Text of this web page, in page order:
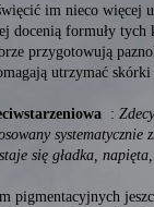
im nieco więcej
docenią formuły tych
przygotowują
utrzymać
:
się gładka,
pigmentacyjnych